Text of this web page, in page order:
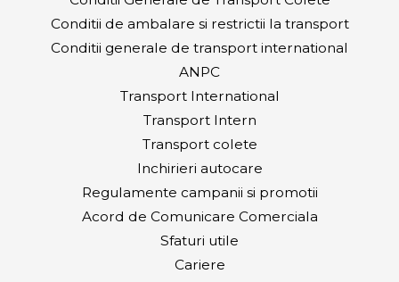
Conditii de ambalare si restrictii la transport
Conditii generale de transport international
ANPC
Transport International
Transport Intern
Transport colete
Inchirieri autocare
Regulamente campanii si promotii
Acord de Comunicare Comerciala
Sfaturi utile
Cariere